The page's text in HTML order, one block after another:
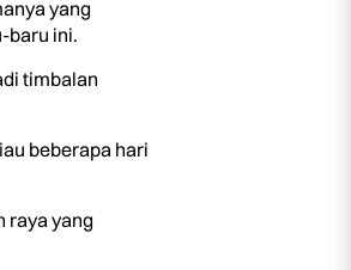
yang
baru ini.
timbalan
beberapa hari
raya yang